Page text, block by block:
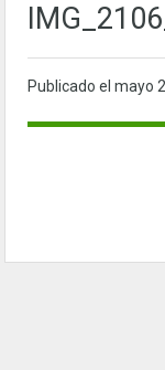
Publicado el mayo